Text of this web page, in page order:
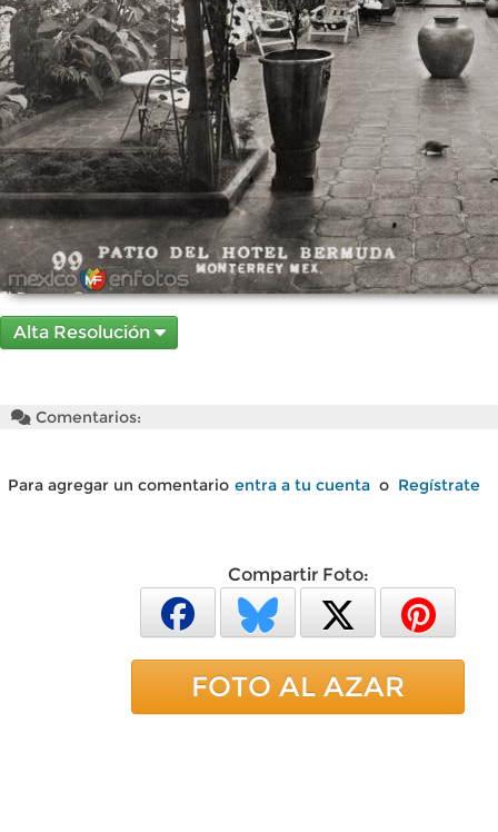
Alta Resolución
Comentarios:
Para agregar un comentario entra a tu cuenta o Regístrate
Compartir Foto:
FOTO AL AZAR